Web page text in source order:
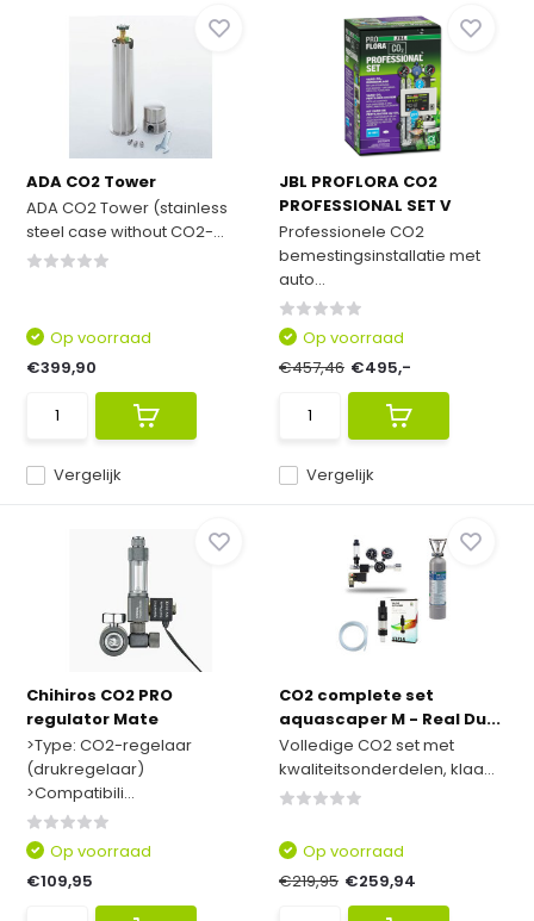
ADA CO2 Tower
ADA CO2 Tower (stainless
steel case without CO2-...
Vergelijk
Op voorraad
€399,90
JBL PROFLORA CO2
PROFESSIONAL SET V
Professionele CO2
bemestingsinstallatie met
auto...
Vergelijk
Op voorraad
€457,46 €495,-
Chihiros CO2 PRO
regulator Mate
>Type: CO2-regelaar
(drukregelaar)
>Compatibili...
Op voorraad
€109,95
CO2 complete set
aquascaper M - Real Du...
Volledige CO2 set met
kwaliteitsonderdelen, klaa...
Op voorraad
€219,95 €259,94